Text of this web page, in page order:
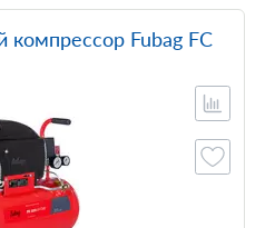
Fubag FС